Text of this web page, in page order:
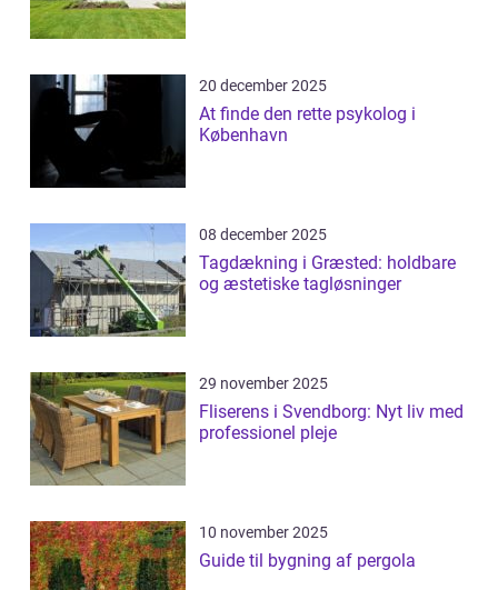
20 december 2025
At finde den rette psykolog i
København
08 december 2025
Tagdækning i Græsted: holdbare
og æstetiske tagløsninger
29 november 2025
Fliserens i Svendborg: Nyt liv med
professionel pleje
10 november 2025
Guide til bygning af pergola